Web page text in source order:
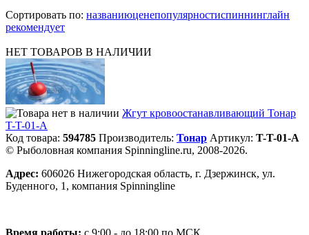
Сортировать по: названиюценепопулярностиспиннинглайн
рекомендует
НЕТ ТОВАРОВ В НАЛИЧИИ
Жгут кровоостанавливающий Тонар
T-T-01-A
Код товара: 594785 Производитель: Тонар Артикул: T-T-01-A
© Рыболовная компания Spinningline.ru, 2008-2026.
Адрес: 606026 Нижегородская область, г. Дзержинск, ул.
Буденного, 1, компания Spinningline
Время работы: с 9:00 - до 18:00 по МСК